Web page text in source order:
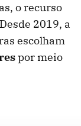
o recurso
2019, a
escolham
por meio